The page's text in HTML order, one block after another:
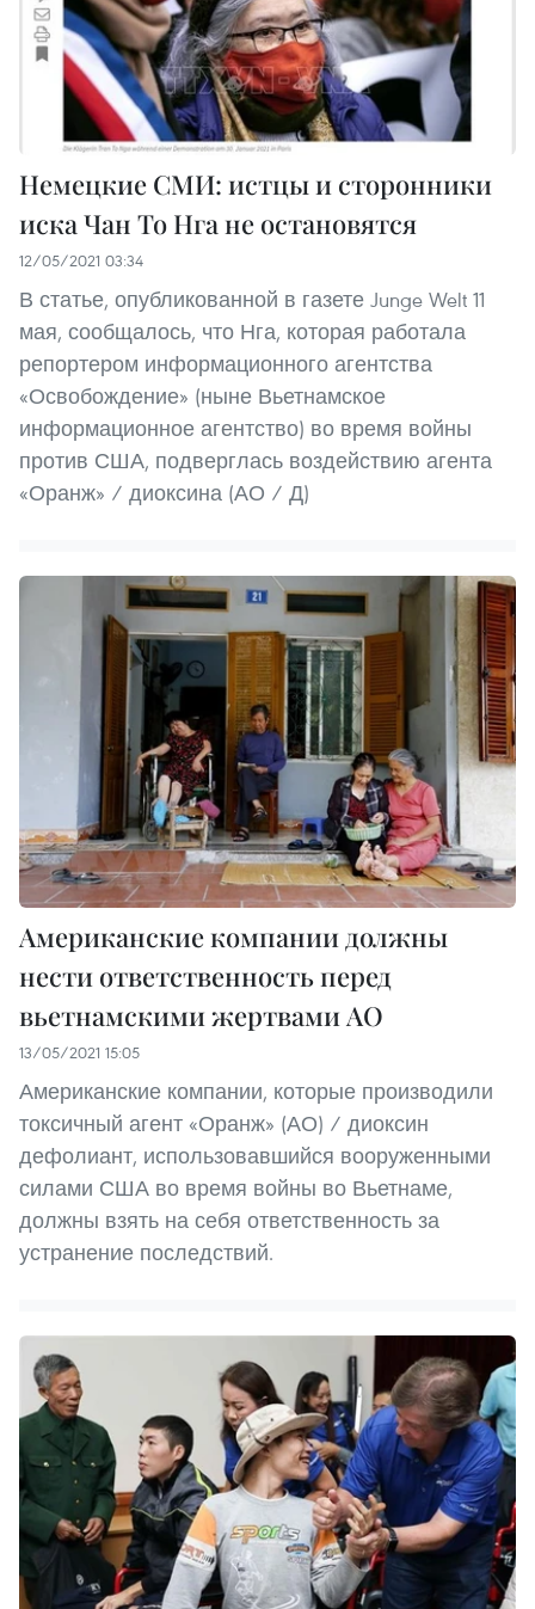
Немецкие СМИ: истцы и сторонники
иска Чан То Нга не остановятся
12/05/2021 03:34
В статье, опубликованной в газете Junge Welt 11
мая, сообщалось, что Нга, которая работала
репортером информационного агентства
«Освобождение» (ныне Вьетнамское
информационное агентство) во время войны
против США, подверглась воздействию агента
«Оранж» / диоксина (АО / Д)
Американские компании должны
нести ответственность перед
вьетнамскими жертвами АО
13/05/2021 15:05
Американские компании, которые производили
токсичный агент «Оранж» (АО) / диоксин
дефолиант, использовавшийся вооруженными
силами США во время войны во Вьетнаме,
должны взять на себя ответственность за
устранение последствий.